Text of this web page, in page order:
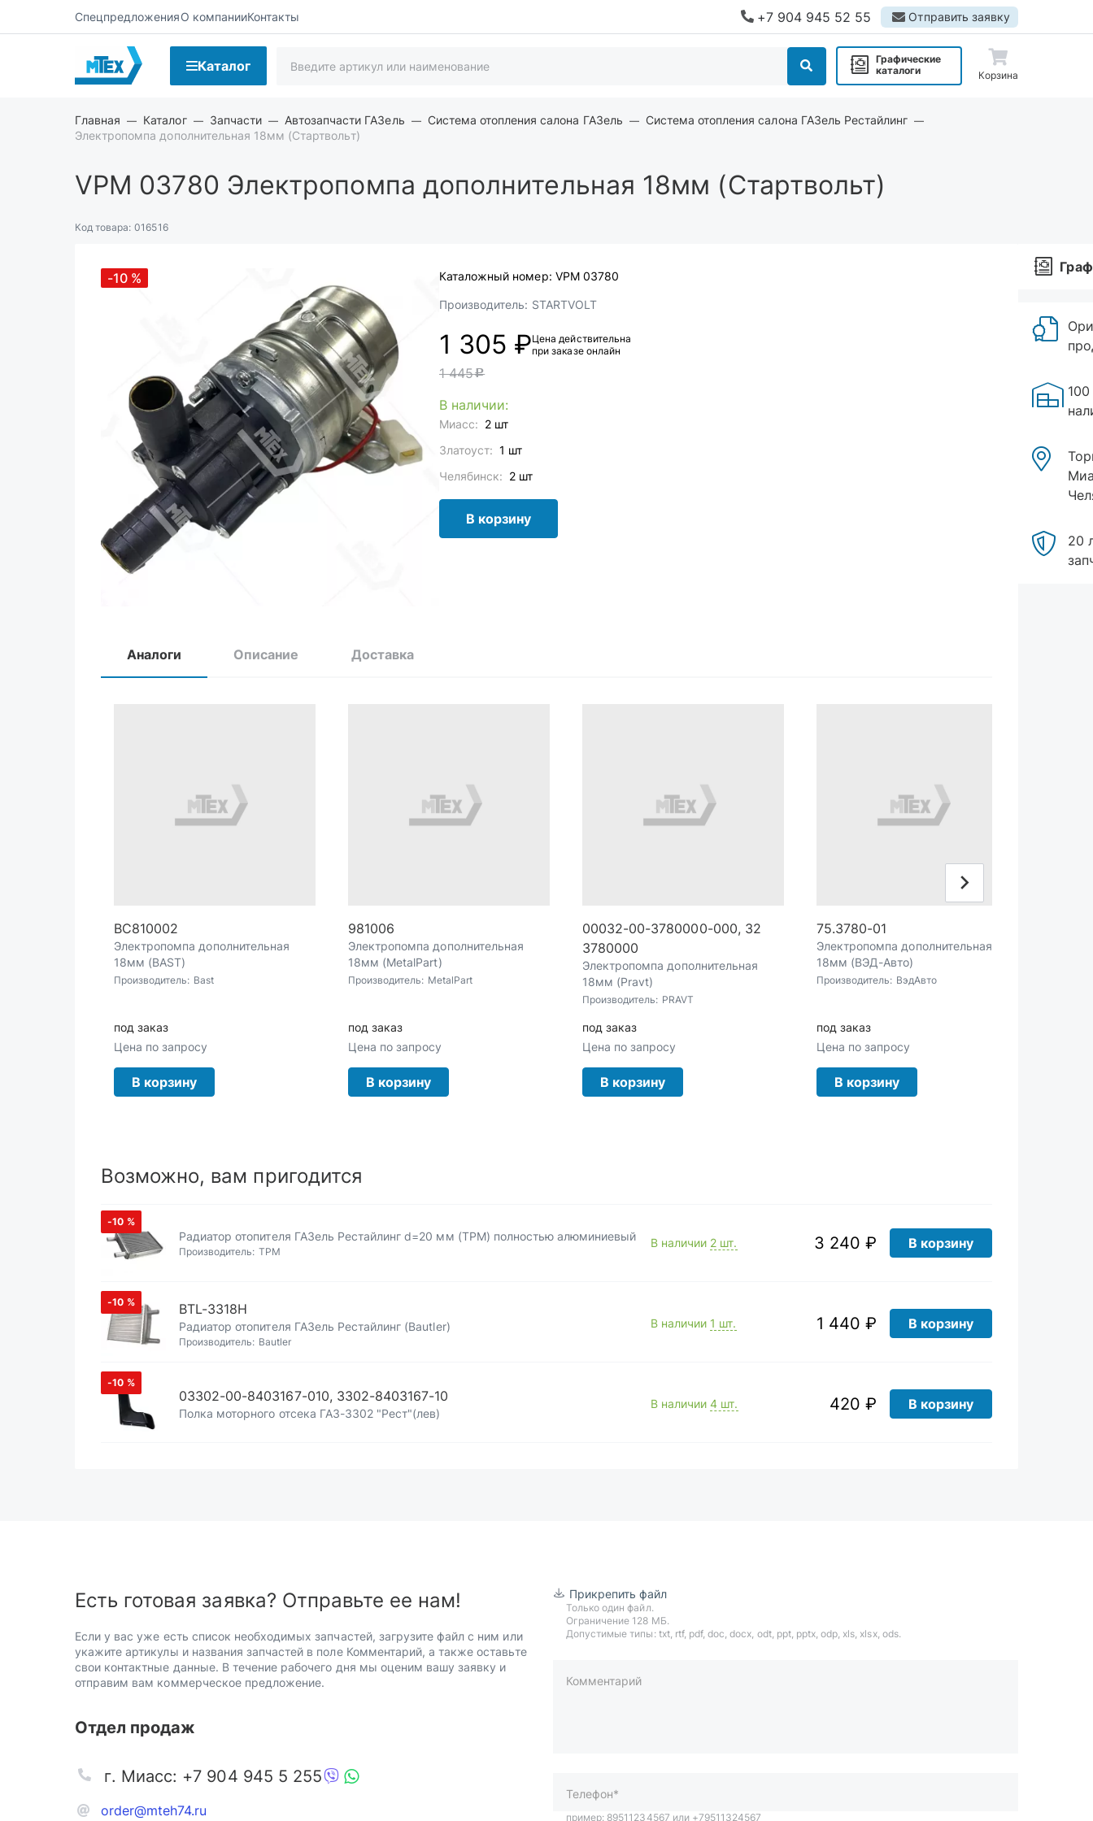
СпецпредложенияО компанииКонтакты +7 904 945 52 55 Отправить заявку
Каталог
Графические
каталоги
Корзина
Главная Каталог Запчасти Автозапчасти ГАЗель Система отопления салона ГАЗель
Система отопления салона ГАЗель Рестайлинг
Электропомпа дополнительная 18мм (Стартвольт)
VPM 03780 Электропомпа дополнительная 18мм (Стартвольт)
Код товара: 016516
-10 % Каталожный номер: VPM 03780
Производитель: STARTVOLT
1 305 ₽Цена действительна
при заказе онлайн
1 445c
В наличии:
Миасс: 2 шт
Златоуст: 1 шт
Челябинск: 2 шт
В корзину
Аналоги Описание Доставка
BC810002
Электропомпа дополнительная
18мм (BAST)
Производитель: Bast
под заказ
Цена по запросу
В корзину
981006
Электропомпа дополнительная
18мм (MetalPart)
Производитель: MetalPart
под заказ
Цена по запросу
В корзину
00032-00-3780000-000, 32
3780000
Электропомпа дополнительная
18мм (Pravt)
Производитель: PRAVT
под заказ
Цена по запросу
В корзину
75.3780-01
Электропомпа дополнительная
18мм (ВЭД-Авто)
Производитель: ВэдАвто
под заказ
Цена по запросу
В корзину
Возможно, вам пригодится
-10 %
Радиатор отопителя ГАЗель Рестайлинг d=20 мм (ТРМ) полностью алюминиевый
Производитель: ТРМ
В наличии 2 шт. 3 240 ₽ В корзину
-10 % BTL-3318H
Радиатор отопителя ГАЗель Рестайлинг (Bautler)
Производитель: Bautler
В наличии 1 шт. 1 440 ₽ В корзину
-10 %
03302-00-8403167-010, 3302-8403167-10
Полка моторного отсека ГАЗ-3302 "Рест"(лев)
В наличии 4 шт. 420 ₽ В корзину
20
Есть готовая заявка? Отправьте ее нам!
Если у вас уже есть список необходимых запчастей, загрузите файл с ним или
укажите артикулы и названия запчастей в поле Комментарий, а также оставьте
свои контактные данные. В течение рабочего дня мы оценим вашу заявку и
отправим вам коммерческое предложение.
Отдел продаж
order@mteh74.ru
г. Миасс: +7 904 945 5 255
Прикрепить файл
Только один файл.
Ограничение 128 МБ.
Допустимые типы: txt, rtf, pdf, doc, docx, odt, ppt, pptx, odp, xls, xlsx, ods.
Комментарий
пример: 89511234567 или +79511324567